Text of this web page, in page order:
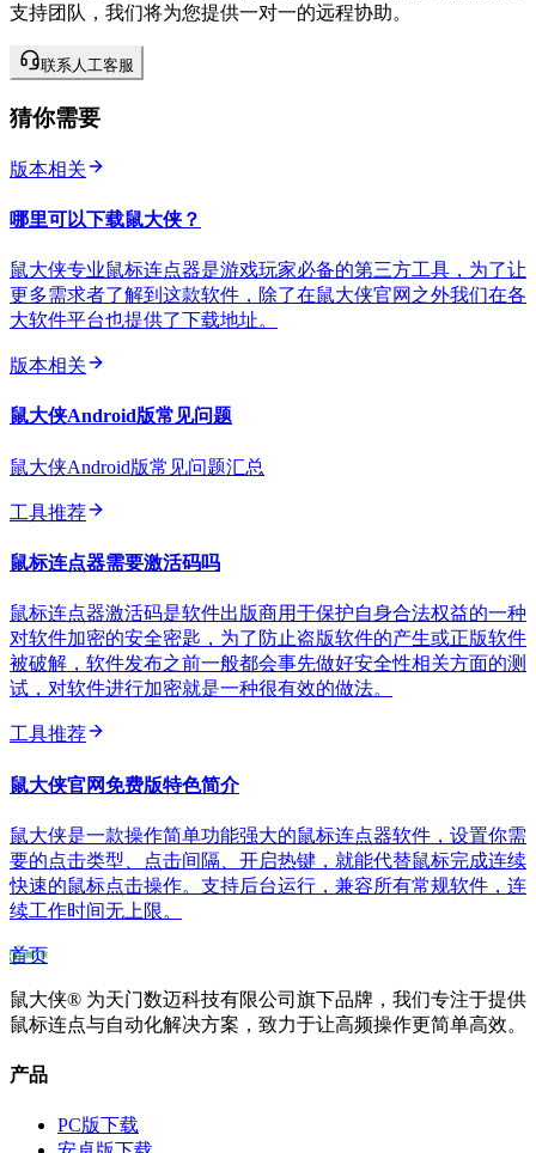
支持团队，我们将为您提供一对一的远程协助。
联系人工客服
猜你需要
版本相关
哪里可以下载鼠大侠？
鼠大侠专业鼠标连点器是游戏玩家必备的第三方工具，为了让
更多需求者了解到这款软件，除了在鼠大侠官网之外我们在各
大软件平台也提供了下载地址。
版本相关
鼠大侠Android版常见问题
鼠大侠Android版常见问题汇总
工具推荐
鼠标连点器需要激活码吗
鼠标连点器激活码是软件出版商用于保护自身合法权益的一种
对软件加密的安全密匙，为了防止盗版软件的产生或正版软件
被破解，软件发布之前一般都会事先做好安全性相关方面的测
试，对软件进行加密就是一种很有效的做法。
工具推荐
鼠大侠官网免费版特色简介
鼠大侠是一款操作简单功能强大的鼠标连点器软件，设置你需
要的点击类型、点击间隔、开启热键，就能代替鼠标完成连续
快速的鼠标点击操作。支持后台运行，兼容所有常规软件，连
续工作时间无上限。
首页
鼠大侠® 为天门数迈科技有限公司旗下品牌，我们专注于提供
鼠标连点与自动化解决方案，致力于让高频操作更简单高效。
产品
PC版下载